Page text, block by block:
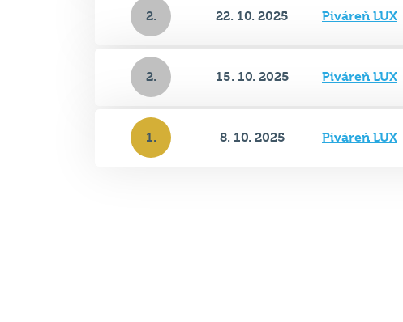
2. 22. 10. 2025 Piváreň LUX
2. 15. 10. 2025 Piváreň LUX
1. 8. 10. 2025 Piváreň LUX